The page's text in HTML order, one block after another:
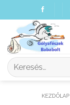
to
content
Keresés
a
KEZDŐLAP